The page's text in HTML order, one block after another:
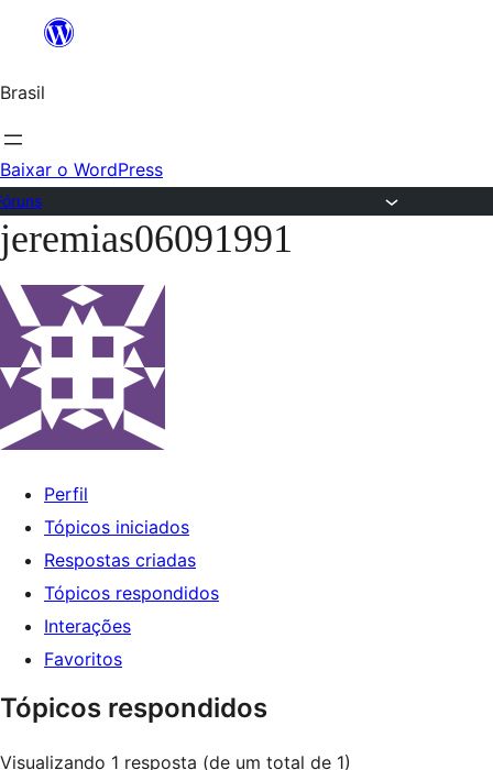
o
conteúdo
Brasil
Baixar o WordPress
Pular
para
o
conteúdo
jeremias06091991
Perfil
Tópicos iniciados
Respostas criadas
Tópicos respondidos
Interações
Favoritos
Tópicos respondidos
Visualizando 1 resposta (de um total de 1)